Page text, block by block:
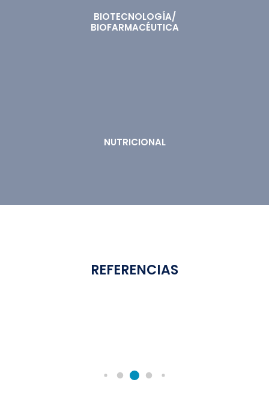
BIOTECNOLOGÍA/
BIOFARMACÉUTICA
NUTRICIONAL
REFERENCIAS